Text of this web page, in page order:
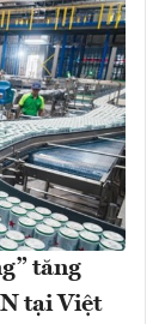
tăng
tại Việt